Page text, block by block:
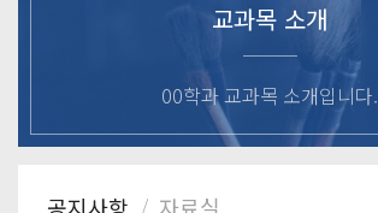
교과목 소개
00학과 교과목 소개입니다.